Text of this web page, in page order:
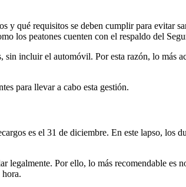
y qué requisitos se deben cumplir para evitar
los peatones cuenten con el respaldo del
incluir el automóvil. Por esta razón, lo más
para llevar a cabo esta gestión.
es el 31 de diciembre. En este lapso, los
legalmente. Por ello, lo más recomendable es
hora.